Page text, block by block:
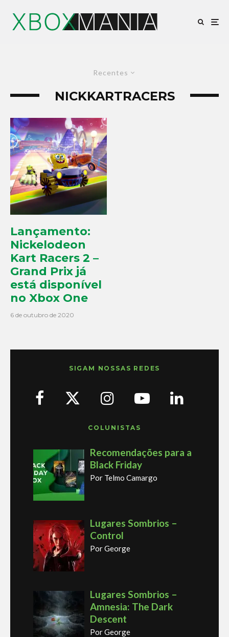
Recentes
NICKKARTRACERS
Lançamento:
Nickelodeon
Kart Racers 2 –
Grand Prix já
está disponível
no Xbox One
6 de outubro de 2020
SIGAM NOSSAS REDES
COLUNISTAS
Recomendações para a
Black Friday
Por Telmo Camargo
Lugares Sombrios –
Control
Por George
Lugares Sombrios –
Amnesia: The Dark
Descent
Por George